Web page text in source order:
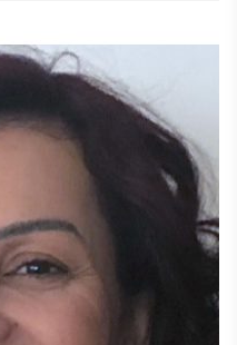
女は多様なスキルセット
タウンにあるミューレン
士号（マーケティング専
トとして活躍し、チーム
、生まれながらの成功へ